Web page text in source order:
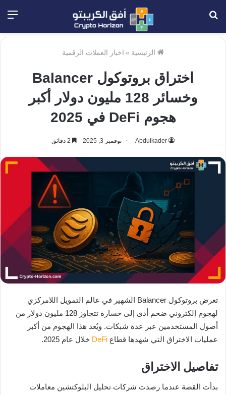
الرئيسية » اخبار العملات الرقمية
اختراق بروتوكول Balancer
وخسائر 128 مليون دولار أكبر
هجوم DeFi في 2025
Abdulkader نوفمبر 3, 2025
تعرض بروتوكول Balancer الشهير في عالم التمويل اللامركزي
لهجوم إلكتروني ضخم أدى إلى خسارة تتجاوز 128 مليون دولار من
أصول المستخدمين عبر عدة شبكات. ويُعد هذا الهجوم من أكبر
عمليات الاختراق التي شهدها قطاع DeFi خلال عام 2025.
تفاصيل الاختراق
بدأت القصة عندما رصدت شركات تحليل البلوكتشين معاملات